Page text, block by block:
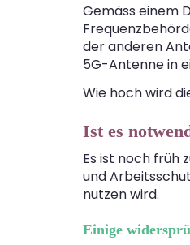
Gemäss einem
der anderen
5G-Antenne in
Wie hoch wird
Ist es
Es ist noch früh
und
nutzen wird.
Einige